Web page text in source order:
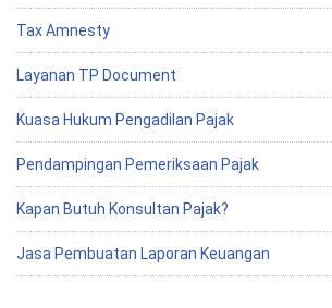
Tax Amnesty
Layanan TP Document
Kuasa Hukum Pengadilan Pajak
Pendampingan Pemeriksaan Pajak
Kapan Butuh Konsultan Pajak?
Jasa Pembuatan Laporan Keuangan